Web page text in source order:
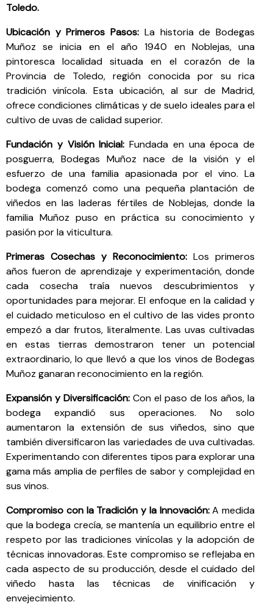
Toledo.
Ubicación y Primeros Pasos: La historia de Bodegas
Muñoz se inicia en el año 1940 en Noblejas, una
pintoresca localidad situada en el corazón de la
Provincia de Toledo, región conocida por su rica
tradición vinícola. Esta ubicación, al sur de Madrid,
ofrece condiciones climáticas y de suelo ideales para el
cultivo de uvas de calidad superior.
Fundación y Visión Inicial: Fundada en una época de
posguerra, Bodegas Muñoz nace de la visión y el
esfuerzo de una familia apasionada por el vino. La
bodega comenzó como una pequeña plantación de
viñedos en las laderas fértiles de Noblejas, donde la
familia Muñoz puso en práctica su conocimiento y
pasión por la viticultura.
Primeras Cosechas y Reconocimiento: Los primeros
años fueron de aprendizaje y experimentación, donde
cada cosecha traía nuevos descubrimientos y
oportunidades para mejorar. El enfoque en la calidad y
el cuidado meticuloso en el cultivo de las vides pronto
empezó a dar frutos, literalmente. Las uvas cultivadas
en estas tierras demostraron tener un potencial
extraordinario, lo que llevó a que los vinos de Bodegas
Muñoz ganaran reconocimiento en la región.
Expansión y Diversificación: Con el paso de los años, la
bodega expandió sus operaciones. No solo
aumentaron la extensión de sus viñedos, sino que
también diversificaron las variedades de uva cultivadas.
Experimentando con diferentes tipos para explorar una
gama más amplia de perfiles de sabor y complejidad en
sus vinos.
Compromiso con la Tradición y la Innovación:A medida
que la bodega crecía, se mantenía un equilibrio entre el
respeto por las tradiciones vinícolas y la adopción de
técnicas innovadoras. Este compromiso se reflejaba en
cada aspecto de su producción, desde el cuidado del
viñedo hasta las técnicas de vinificación y
envejecimiento.